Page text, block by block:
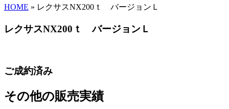
HOME » レクサスNX200ｔ バージョンＬ
レクサスNX200ｔ バージョンＬ
ご成約済み
その他の販売実績